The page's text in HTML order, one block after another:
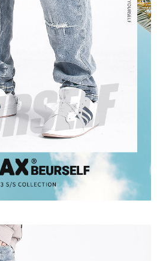
仍有額度不足之情形，本公司將視審查結果
用他人資訊註冊。若發現惡意使用之情形，
該用戶之使用額度並採取法律行動。